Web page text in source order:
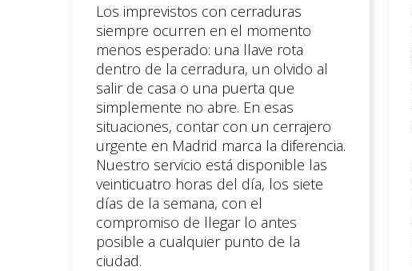
Los imprevistos con cerraduras
siempre ocurren en el momento
menos esperado: una llave rota
dentro de la cerradura, un olvido al
salir de casa o una puerta que
simplemente no abre. En esas
situaciones, contar con un cerrajero
urgente en Madrid marca la diferencia.
Nuestro servicio está disponible las
veinticuatro horas del día, los siete
días de la semana, con el
compromiso de llegar lo antes
posible a cualquier punto de la
ciudad.